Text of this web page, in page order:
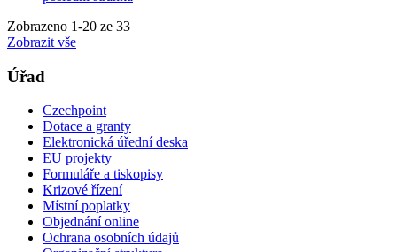
Zobrazeno 1-20 ze 33
Zobrazit vše
Úřad
Czechpoint
Dotace a granty
Elektronická úřední deska
EU projekty
Formuláře a tiskopisy
Krizové řízení
Místní poplatky
Objednání online
Ochrana osobních údajů